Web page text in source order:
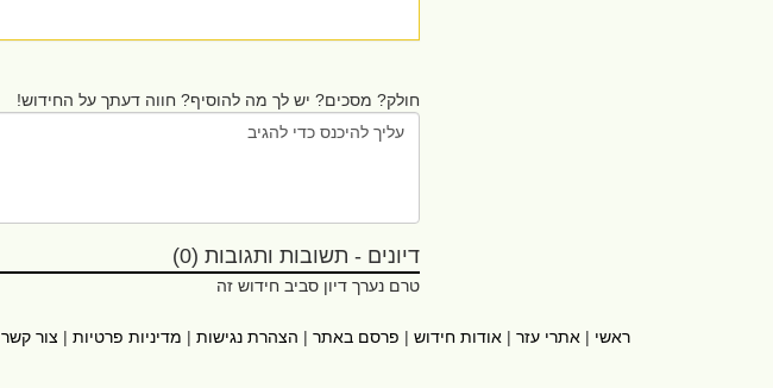
חולק? מסכים? יש לך מה להוסיף? חווה דעתך על החידוש!
דיונים - תשובות ותגובות (0)
טרם נערך דיון סביב חידוש זה
ראשי | אתרי עזר | אודות חידוש | פרסם באתר | הצהרת נגישות | מדיניות פרטיות | צור קשר